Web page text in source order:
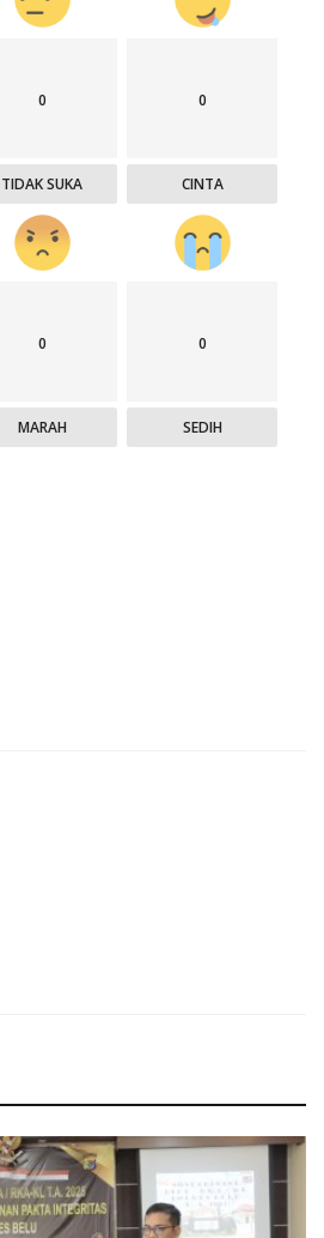
0
TIDAK SUKA
0
CINTA
0
MARAH
0
SEDIH